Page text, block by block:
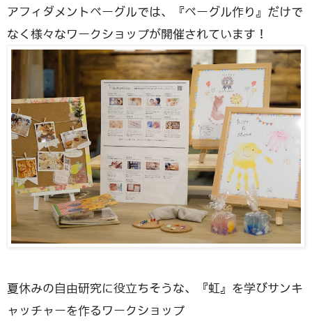
アフィダメントベーグルでは、『ベーグル作り』だけで
なく様々なワークショップが開催されています！
夏休みの自由研究に役立ちそうな、『虹』を学びサンキ
ャッチャーを作るワークショップ